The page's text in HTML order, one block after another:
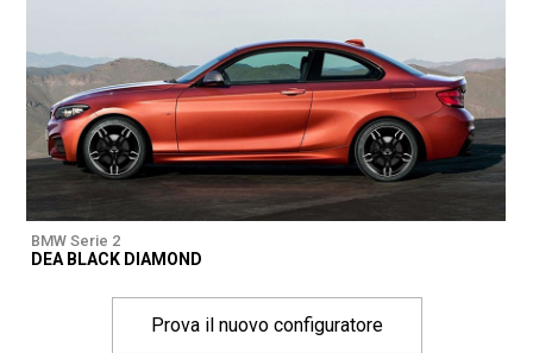
BMW Serie 2
DEA BLACK DIAMOND
Prova il nuovo configuratore